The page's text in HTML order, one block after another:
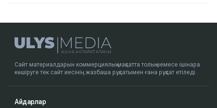
Сайт материалдарын коммерциялық мақсатта толық немесе ішінара
көшіруге тек сайт иесінің жазбаша рұқсатымен ғана рұқсат етіледі.
Айдарлар